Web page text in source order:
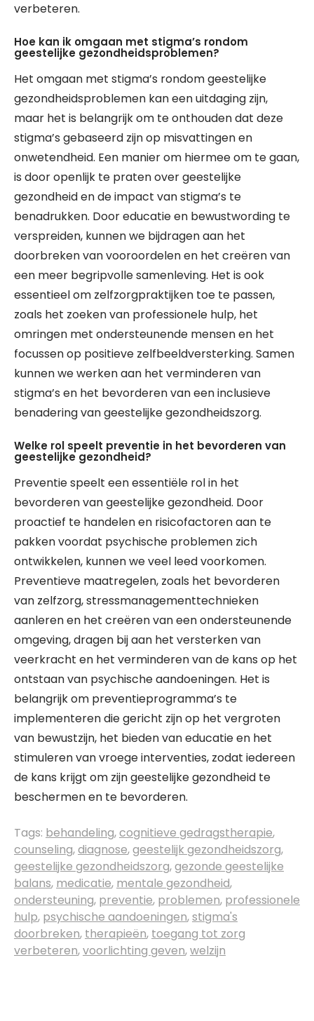
verbeteren.
Hoe kan ik omgaan met stigma’s rondom
geestelijke gezondheidsproblemen?
Het omgaan met stigma’s rondom geestelijke
gezondheidsproblemen kan een uitdaging zijn,
maar het is belangrijk om te onthouden dat deze
stigma’s gebaseerd zijn op misvattingen en
onwetendheid. Een manier om hiermee om te gaan,
is door openlijk te praten over geestelijke
gezondheid en de impact van stigma’s te
benadrukken. Door educatie en bewustwording te
verspreiden, kunnen we bijdragen aan het
doorbreken van vooroordelen en het creëren van
een meer begripvolle samenleving. Het is ook
essentieel om zelfzorgpraktijken toe te passen,
zoals het zoeken van professionele hulp, het
omringen met ondersteunende mensen en het
focussen op positieve zelfbeeldversterking. Samen
kunnen we werken aan het verminderen van
stigma’s en het bevorderen van een inclusieve
benadering van geestelijke gezondheidszorg.
Welke rol speelt preventie in het bevorderen van
geestelijke gezondheid?
Preventie speelt een essentiële rol in het
bevorderen van geestelijke gezondheid. Door
proactief te handelen en risicofactoren aan te
pakken voordat psychische problemen zich
ontwikkelen, kunnen we veel leed voorkomen.
Preventieve maatregelen, zoals het bevorderen
van zelfzorg, stressmanagementtechnieken
aanleren en het creëren van een ondersteunende
omgeving, dragen bij aan het versterken van
veerkracht en het verminderen van de kans op het
ontstaan van psychische aandoeningen. Het is
belangrijk om preventieprogramma’s te
implementeren die gericht zijn op het vergroten
van bewustzijn, het bieden van educatie en het
stimuleren van vroege interventies, zodat iedereen
de kans krijgt om zijn geestelijke gezondheid te
beschermen en te bevorderen.
Tags: behandeling,cognitieve gedragstherapie,
counseling,diagnose,geestelijk gezondheidszorg,
geestelijke gezondheidszorg,gezonde geestelijke
balans, medicatie, mentale gezondheid,
ondersteuning, preventie, problemen, professionele
hulp, psychische aandoeningen,stigma's
doorbreken, therapieën, toegang tot zorg
verbeteren,voorlichting geven,welzijn